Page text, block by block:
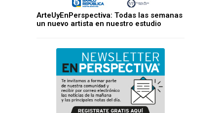
ArteUyEnPerspectiva: Todas las semanas
un nuevo artista en nuestro estudio